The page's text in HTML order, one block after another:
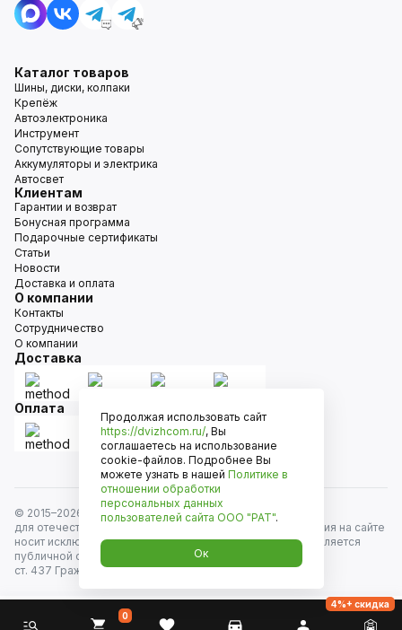
Каталог товаров
Шины, диски, колпаки
Крепёж
Автоэлектроника
Инструмент
Сопутствующие товары
Аккумуляторы и электрика
Автосвет
Клиентам
Гарантии и возврат
Бонусная программа
Подарочные сертификаты
Статьи
Новости
Доставка и оплата
О компании
Контакты
Сотрудничество
О компании
Доставка
Оплата
© 2015–2026
Движком — сеть магазинов автозапчастей
для отечественных автомобилей и иномарок. Информация на сайте
носит исключительно информационный характер и не является
публичной офертой, определяемой положениями
ст. 437 Гражданского кодекса РФ. Все права защищены.
0
4%+ скидка
Продолжая использовать сайт
https://dvizhcom.ru/, Вы
соглашаетесь на использование
cookie-файлов. Подробнее Вы
можете узнать в нашей Политике в
отношении обработки
персональных данных
пользователей сайта ООО "РАТ".
Ок